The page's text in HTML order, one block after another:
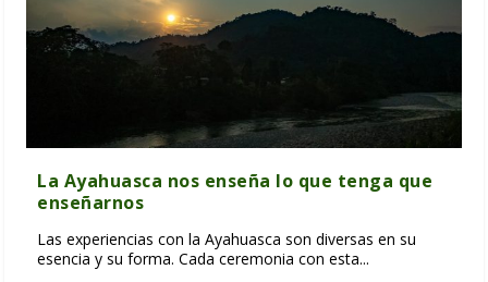
La Ayahuasca nos enseña lo que tenga que
enseñarnos
Las experiencias con la Ayahuasca son diversas en su
esencia y su forma. Cada ceremonia con esta...